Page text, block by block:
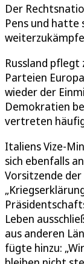
Der
Pens und hatte
Russland
Parteien
wieder der
Demokratien
vertreten
Italiens Vize-
sich ebenfalls
Vorsitzende
Leben
aus anderen
fügte hinzu: